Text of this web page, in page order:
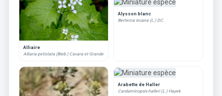
Alliaire
Alliaria petiolata (Bieb.) Cavara et Grande
Alysson blanc
Berteroa incana (L.) DC.
Arabette de Haller
Cardaminopsis halleri (L.) Hayek